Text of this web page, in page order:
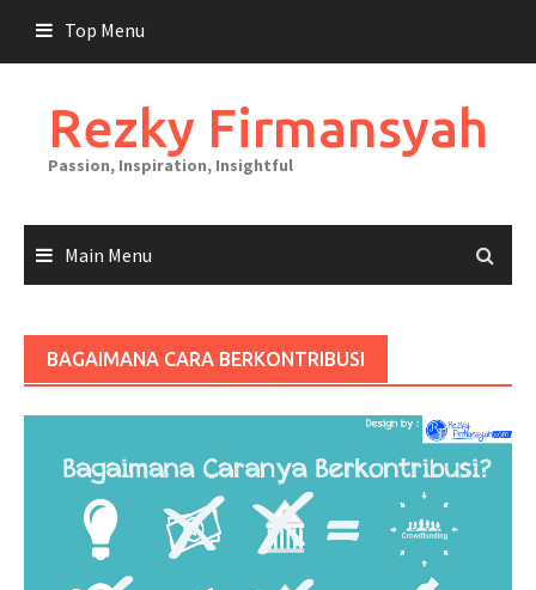
content
Top Menu
Rezky Firmansyah
Passion, Inspiration, Insightful
Main Menu
BAGAIMANA CARA BERKONTRIBUSI